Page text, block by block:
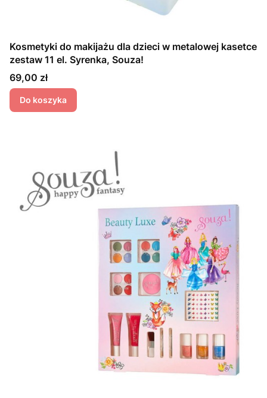
Kosmetyki do makijażu dla dzieci w metalowej kasetce
zestaw 11 el. Syrenka, Souza!
Cena
69,00 zł
Do koszyka